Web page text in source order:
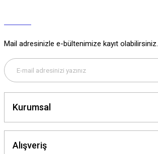
Mail adresinizle e-bültenimize kayıt olabilirsiniz.
Kurumsal
Alışveriş